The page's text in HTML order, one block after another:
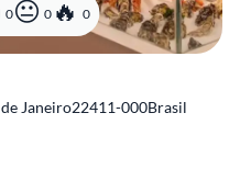
0 0 0
Janeiro22411-000Brasil